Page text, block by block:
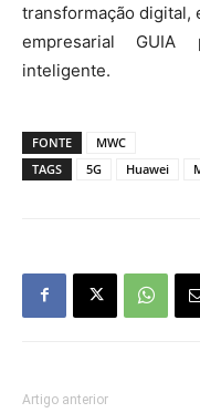
transformação digital,
empresarial GUIA
inteligente.
FONTE
MWC
TAGS
5G Huawei
Artigo anterior